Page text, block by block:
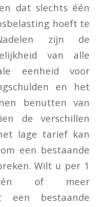
dat slechts één
hoeft te
zijn de
van alle
eenheid voor
en het
benutten van
de verschillen
lage tarief kan
een bestaande
Wilt u per 1
of meer
een bestaande